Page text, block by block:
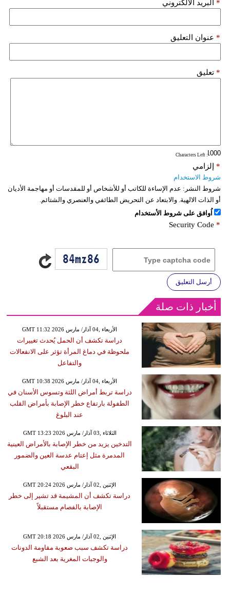
البريد الألكتروني *
عنوان التعليق *
تعليق *
: Characters Left
إلزامي *
شروط الاستخدام
شروط النشر: عدم الإساءة للكاتب أو للأشخاص أو للمقدسات أو مهاجمة الأديان
أو الذات الالهية. والابتعاد عن التحريض الطائفي والعنصري والشتائم.
اُوافق على شروط الأستخدام
Security Code *
أرسل التعليق
أخبار ذات صلة
GMT 11:32 2026 الأربعاء ,04 آذار/ مارس
دراسة تكشف أن الحمل يُحدث تغييرات
ملحوظة في دماغ المرأة تؤثر على الانفعالات
والتفاعل
GMT 10:38 2026 الأربعاء ,04 آذار/ مارس
دراسة تربط أمراض اللثة وتسوس الأسنان في
الطفولة بارتفاع خطر الإصابة بأمراض القلب
عند البلوغ
GMT 13:23 2026 الثلاثاء ,03 آذار/ مارس
التدخين يزيد من خطر الإصابة بالأمراض العينية
المدمرة مثل إعتام عدسة العين والضمور
البقعي
GMT 20:24 2026 الإثنين ,02 آذار/ مارس
دراسة تكشف أن المشيمة قد تشير إلى خطر
الإصابة بالفصام مستقبلاً
GMT 20:18 2026 الإثنين ,02 آذار/ مارس
دراسة تكشف سبب صعوبة مقاومة الدونات
والوجبات المغرية بعد الشبع